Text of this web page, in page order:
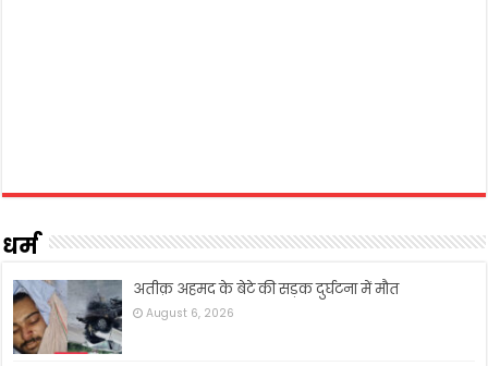
धर्म
अतीक़ अहमद के बेटे की सड़क दुर्घटना में मौत
August 6, 2026